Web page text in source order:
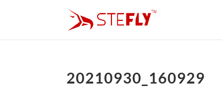
20210930_160929